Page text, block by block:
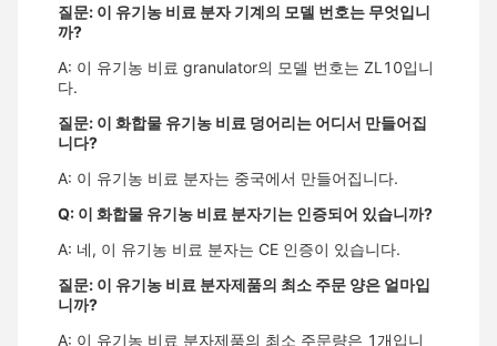
질문: 이 유기농 비료 분자 기계의 모델 번호는 무엇입니
까?
A: 이 유기농 비료 granulator의 모델 번호는 ZL10입니
다.
질문: 이 화합물 유기농 비료 덩어리는 어디서 만들어집
니다?
A: 이 유기농 비료 분자는 중국에서 만들어집니다.
Q: 이 화합물 유기농 비료 분자기는 인증되어 있습니까?
A: 네, 이 유기농 비료 분자는 CE 인증이 있습니다.
질문: 이 유기농 비료 분자제품의 최소 주문 양은 얼마입
니까?
A: 이 유기농 비료 분자제품의 최소 주문량은 1개입니